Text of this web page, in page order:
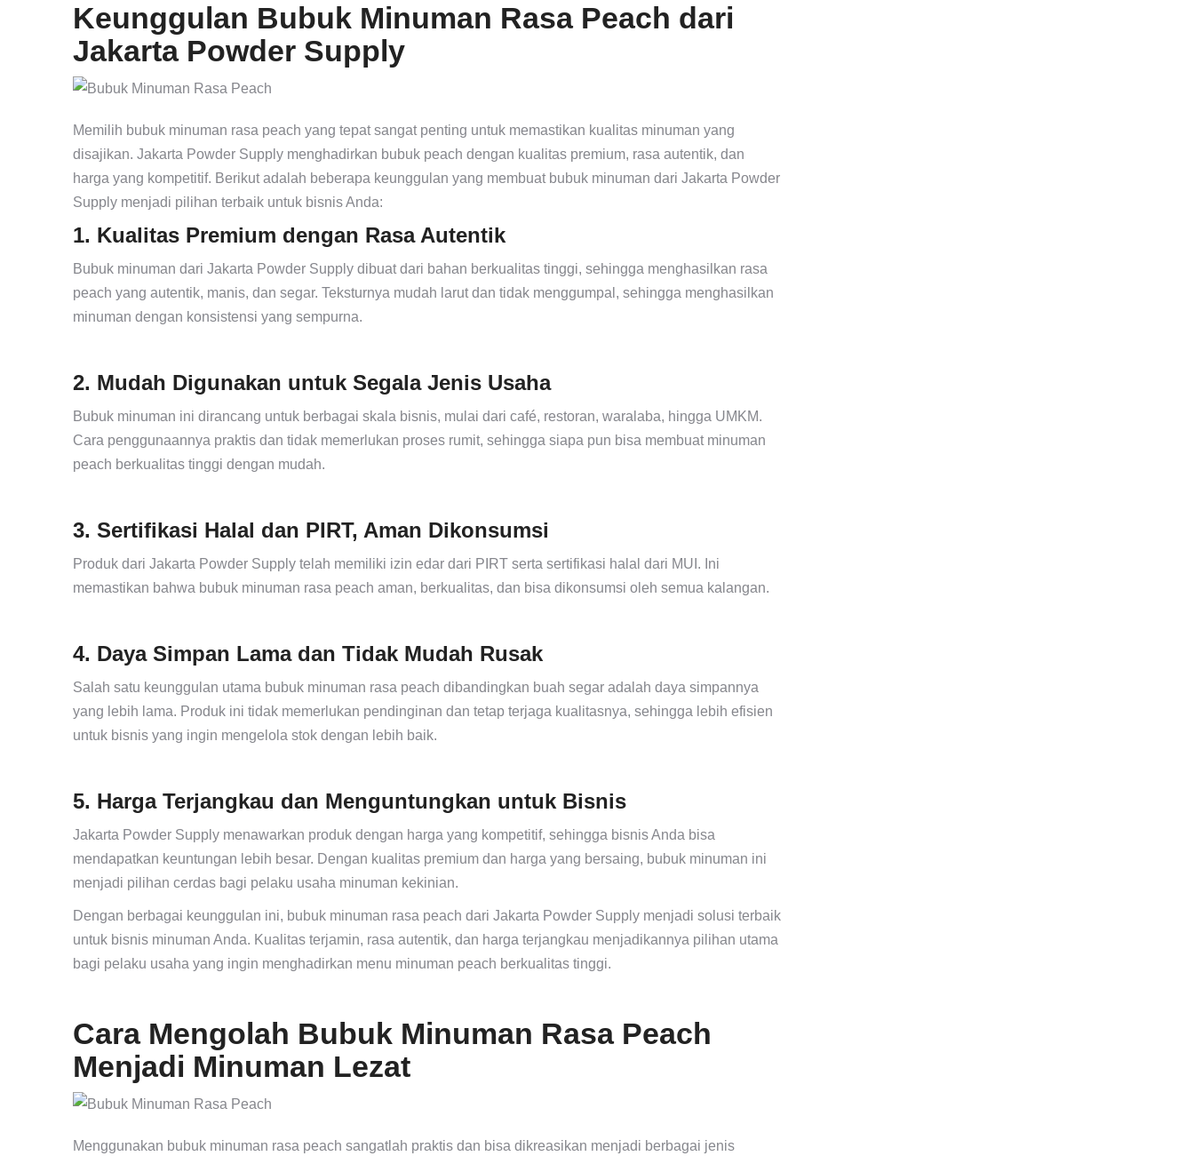
Keunggulan Bubuk Minuman Rasa Peach dari
Jakarta Powder Supply
Memilih bubuk minuman rasa peach yang tepat sangat penting untuk memastikan kualitas minuman yang
disajikan. Jakarta Powder Supply menghadirkan bubuk peach dengan kualitas premium, rasa autentik, dan
harga yang kompetitif. Berikut adalah beberapa keunggulan yang membuat bubuk minuman dari Jakarta Powder
Supply menjadi pilihan terbaik untuk bisnis Anda:
1. Kualitas Premium dengan Rasa Autentik
Bubuk minuman dari Jakarta Powder Supply dibuat dari bahan berkualitas tinggi, sehingga menghasilkan rasa
peach yang autentik, manis, dan segar. Teksturnya mudah larut dan tidak menggumpal, sehingga menghasilkan
minuman dengan konsistensi yang sempurna.
2. Mudah Digunakan untuk Segala Jenis Usaha
Bubuk minuman ini dirancang untuk berbagai skala bisnis, mulai dari café, restoran, waralaba, hingga UMKM.
Cara penggunaannya praktis dan tidak memerlukan proses rumit, sehingga siapa pun bisa membuat minuman
peach berkualitas tinggi dengan mudah.
3. Sertifikasi Halal dan PIRT, Aman Dikonsumsi
Produk dari Jakarta Powder Supply telah memiliki izin edar dari PIRT serta sertifikasi halal dari MUI. Ini
memastikan bahwa bubuk minuman rasa peach aman, berkualitas, dan bisa dikonsumsi oleh semua kalangan.
4. Daya Simpan Lama dan Tidak Mudah Rusak
Salah satu keunggulan utama bubuk minuman rasa peach dibandingkan buah segar adalah daya simpannya
yang lebih lama. Produk ini tidak memerlukan pendinginan dan tetap terjaga kualitasnya, sehingga lebih efisien
untuk bisnis yang ingin mengelola stok dengan lebih baik.
5. Harga Terjangkau dan Menguntungkan untuk Bisnis
Jakarta Powder Supply menawarkan produk dengan harga yang kompetitif, sehingga bisnis Anda bisa
mendapatkan keuntungan lebih besar. Dengan kualitas premium dan harga yang bersaing, bubuk minuman ini
menjadi pilihan cerdas bagi pelaku usaha minuman kekinian.
Dengan berbagai keunggulan ini, bubuk minuman rasa peach dari Jakarta Powder Supply menjadi solusi terbaik
untuk bisnis minuman Anda. Kualitas terjamin, rasa autentik, dan harga terjangkau menjadikannya pilihan utama
bagi pelaku usaha yang ingin menghadirkan menu minuman peach berkualitas tinggi.
Cara Mengolah Bubuk Minuman Rasa Peach
Menjadi Minuman Lezat
Menggunakan bubuk minuman rasa peach sangatlah praktis dan bisa dikreasikan menjadi berbagai jenis